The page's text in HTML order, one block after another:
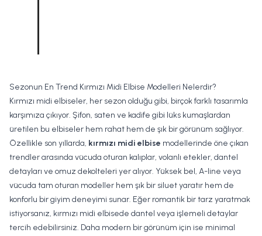
Sezonun En Trend Kırmızı Midi Elbise Modelleri Nelerdir?
Kırmızı midi elbiseler, her sezon olduğu gibi, birçok farklı tasarımla
karşımıza çıkıyor. Şifon, saten ve kadife gibi lüks kumaşlardan
üretilen bu elbiseler hem rahat hem de şık bir görünüm sağlıyor.
Özellikle son yıllarda, kırmızı midi elbise modellerinde öne çıkan
trendler arasında vücuda oturan kalıplar, volanlı etekler, dantel
detayları ve omuz dekolteleri yer alıyor. Yüksek bel, A-line veya
vücuda tam oturan modeller hem şık bir siluet yaratır hem de
konforlu bir giyim deneyimi sunar. Eğer romantik bir tarz yaratmak
istiyorsanız, kırmızı midi elbisede dantel veya işlemeli detaylar
tercih edebilirsiniz. Daha modern bir görünüm için ise minimal